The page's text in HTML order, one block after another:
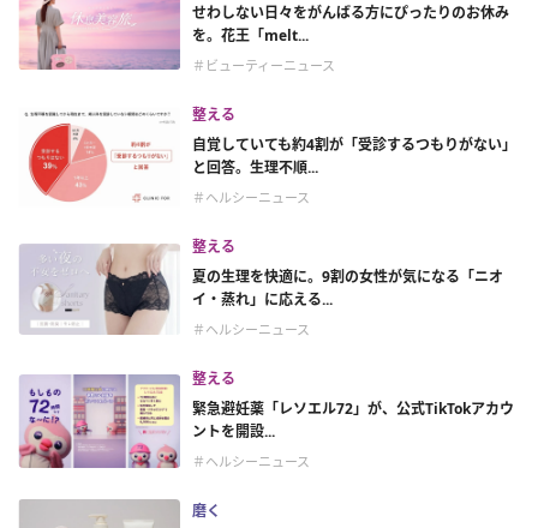
せわしない日々をがんばる方にぴったりのお休み
を。花王「melt...
＃ビューティーニュース
整える
自覚していても約4割が「受診するつもりがない」
と回答。生理不順...
＃ヘルシーニュース
整える
夏の生理を快適に。9割の女性が気になる「ニオ
イ・蒸れ」に応える...
＃ヘルシーニュース
整える
緊急避妊薬「レソエル72」が、公式TikTokアカウ
ントを開設...
＃ヘルシーニュース
磨く